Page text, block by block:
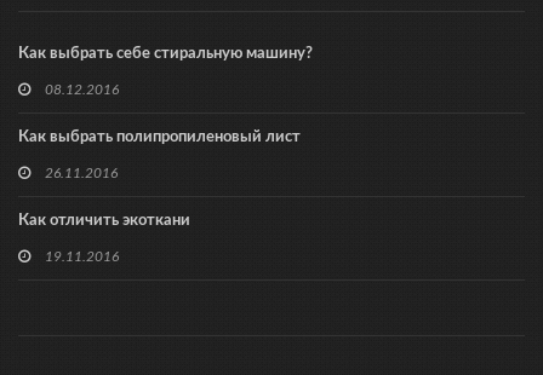
Как выбрать себе стиральную машину?
08.12.2016
Как выбрать полипропиленовый лист
26.11.2016
Как отличить экоткани
19.11.2016